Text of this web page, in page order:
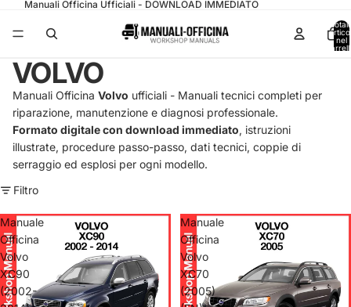
Manuali Officina Ufficiali - DOWNLOAD IMMEDIATO
nel
VOLVO
Manuali Officina Volvo ufficiali - Manuali tecnici completi per
riparazione, manutenzione e diagnosi professionale.
Formato digitale con download immediato, istruzioni
illustrate, procedure passo-passo, dati tecnici, coppie di
serraggio ed esplosi per ogni modello.
Filtro
Manuale
Officina
Volvo
XC90
(2002-
Manuale
Officina
Volvo
XC70
(2005)